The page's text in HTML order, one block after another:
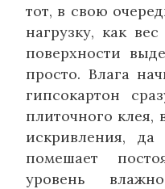
тот, в свою
нагрузку, как
поверхности
просто. Влага
гипсокартон
плиточного
искривления,
помешает
уровень